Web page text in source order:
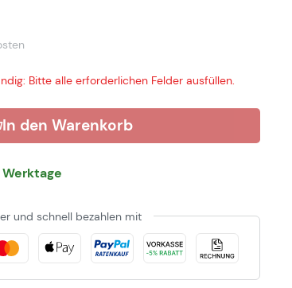
Bitte alle erforderlichen Felder ausfüllen.
In den Warenkorb
und schnell bezahlen mit